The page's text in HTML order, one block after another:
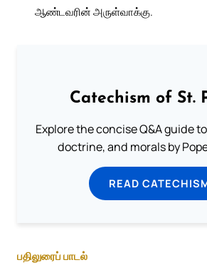
ஆண்டவரின் அருள்வாக்கு.
Catechism of St.
Explore the concise Q&A guide
doctrine, and morals by
READ
பதிலுரைப் பாடல்